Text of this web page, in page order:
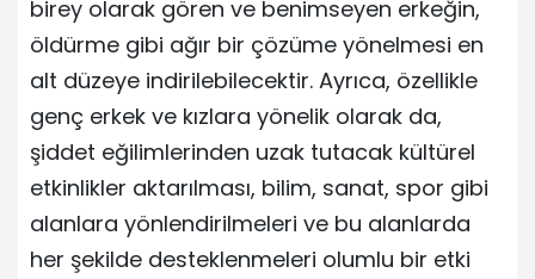
birey olarak gören ve benimseyen erkeğin,
öldürme gibi ağır bir çözüme yönelmesi en
alt düzeye indirilebilecektir. Ayrıca, özellikle
genç erkek ve kızlara yönelik olarak da,
şiddet eğilimlerinden uzak tutacak kültürel
etkinlikler aktarılması, bilim, sanat, spor gibi
alanlara yönlendirilmeleri ve bu alanlarda
her şekilde desteklenmeleri olumlu bir etki